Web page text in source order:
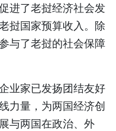
进了老挝经济社会发
挝国家预算收入。除
与了老挝的社会保障
业家已发扬团结友好
力量，为两国经济创
与两国在政治、外